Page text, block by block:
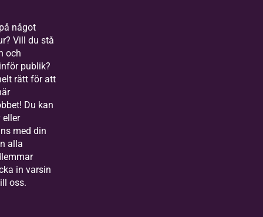
något
Vill du stå
och
publik?
rätt för att
Du kan
eller
med din
alla
in varsin
oss.